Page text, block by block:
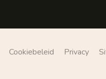
Cookiebeleid Privacy